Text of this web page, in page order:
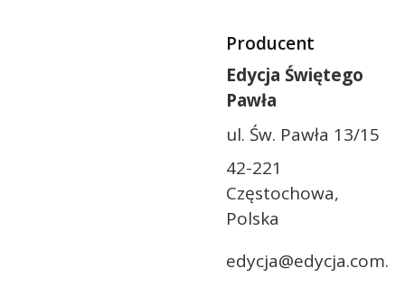
Producent
Edycja Świętego
Pawła
ul. Św. Pawła 13/15
42-221
Częstochowa,
Polska
edycja@edycja.com.pl